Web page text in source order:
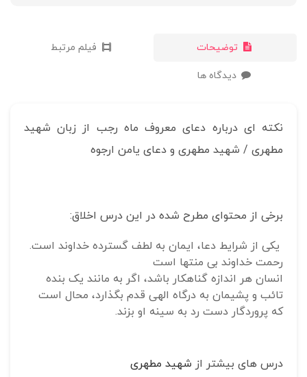
توضیحات فیلم مرتبط
دیدگاه ها
نکته ای درباره دعای معروف ماه رجب از زبان شهید
مطهری / شهید مطهری و دعای یامن ارجوه
برخی از محتوای مطرح شده در این درس اخلاق:
یکی از شرایط دعا، ایمان به لطف گسترده خداوند است.
رحمت خداوند بی منتها است
انسان هر اندازه گناهکار باشد، اگر به مانند یک بنده
تائب و پشیمان به درگاه الهی قدم بگذارد، محال است
که پروردگار دست رد به سینه او بزند.
درس های بیشتر از شهید مطهری